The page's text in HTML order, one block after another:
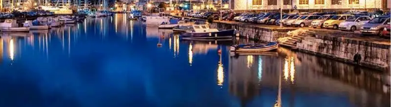
DIDATTICHE
[ 19 Gennaio 2023 ] Visitare la Fiumara d’Arte con i bambini, quando la natura incontra l’arte
VIAGGI IN SICILIA
Cosa fare in Sicilia con i bambini: mare, attività e tour a prova di famiglia